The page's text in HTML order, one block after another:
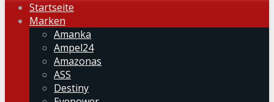
Startseite
Marken
Amanka
Ampel24
Amazonas
ASS
Destiny